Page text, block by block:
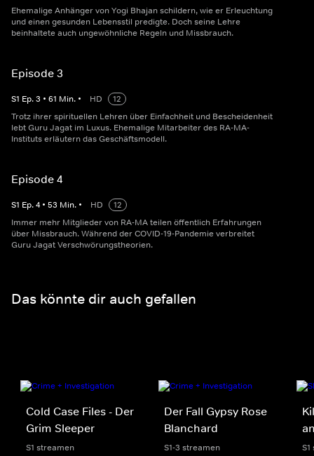
Ehemalige Anhänger von Yogi Bhajan schildern, wie er Erleuchtung
und einen gesunden Lebensstil predigte. Doch seine Lehre
beinhaltete auch ungewöhnliche Regeln und Missbrauch.
Episode 3
S1 Ep.3 • 61 Min. • HD
12
Trotz ihrer spirituellen Lehren über Einfachheit und Bescheidenheit
lebt Guru Jagat im Luxus. Ehemalige Mitarbeiter des RA-MA-
Instituts erläutern das Geschäftsmodell.
Episode 4
S1 Ep.4 • 53 Min. • HD
12
Immer mehr Mitglieder von RA-MA teilen öffentlich Erfahrungen
über Missbrauch. Während der COVID-19-Pandemie verbreitet
Guru Jagat Verschwörungstheorien.
Das könnte dir auch gefallen
Cold Case Files - Der
Grim Sleeper
S1 streamen
Der Fall Gypsy Rose
Blanchard
S1-3 streamen